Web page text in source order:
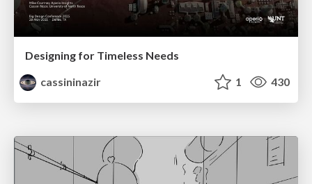
Designing for Timeless Needs
cassininazir
1 430